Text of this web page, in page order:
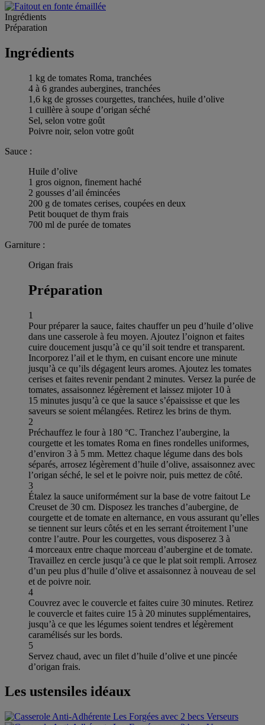
Ingrédients
Préparation
Ingrédients
1 kg de tomates Roma, tranchées
4 à 6 grandes aubergines, tranchées
1,6 kg de grosses courgettes, tranchées, huile d’olive
1 cuillère à soupe d’origan séché
Sel, selon votre goût
Poivre noir, selon votre goût
Sauce :
Huile d’olive
1 gros oignon, finement haché
2 gousses d’ail émincées
200 g de tomates cerises, coupées en deux
Petit bouquet de thym frais
700 ml de purée de tomates
Garniture :
Origan frais
Préparation
1
Pour préparer la sauce, faites chauffer un peu d’huile d’olive
dans une casserole à feu moyen. Ajoutez l’oignon et faites
cuire doucement jusqu’à ce qu’il soit tendre et transparent.
Incorporez l’ail et le thym, en cuisant encore une minute
jusqu’à ce qu’ils dégagent leurs aromes. Ajoutez les tomates
cerises et faites revenir pendant 2 minutes. Versez la purée de
tomates, assaisonnez légèrement et laissez mijoter 10 à
15 minutes jusqu’à ce que la sauce s’épaississe et que les
saveurs se soient mélangées. Retirez les brins de thym.
2
Préchauffez le four à 180 °C. Tranchez l’aubergine, la
courgette et les tomates Roma en fines rondelles uniformes,
d’environ 3 à 5 mm. Mettez chaque légume dans des bols
séparés, arrosez légèrement d’huile d’olive, assaisonnez avec
l’origan séché, le sel et le poivre noir, puis mettez de côté.
3
Étalez la sauce uniformément sur la base de votre faitout Le
Creuset de 30 cm. Disposez les tranches d’aubergine, de
courgette et de tomate en alternance, en vous assurant qu’elles
se tiennent sur leurs côtés et en les serrant étroitement l’une
contre l’autre. Pour les courgettes, vous disposerez 3 à
4 morceaux entre chaque morceau d’aubergine et de tomate.
Travaillez en cercle jusqu’à ce que le plat soit rempli. Arrosez
d’un peu plus d’huile d’olive et assaisonnez à nouveau de sel
et de poivre noir.
4
Couvrez avec le couvercle et faites cuire 30 minutes. Retirez
le couvercle et faites cuire 15 à 20 minutes supplémentaires,
jusqu’à ce que les légumes soient tendres et légèrement
caramélisés sur les bords.
5
Servez chaud, avec un filet d’huile d’olive et une pincée
d’origan frais.
Les ustensiles idéaux